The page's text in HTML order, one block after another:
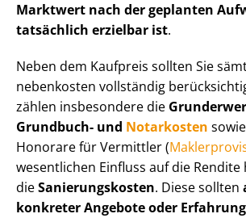
Marktwert nach der geplanten
tatsächlich erzielbar ist.
Neben dem Kaufpreis sollten Sie
ne­ben­kos­ten vollständig
zählen insbesondere die
Grundbuch- und Notarkosten
Honorare für Vermittler (
wesentlichen Einfluss auf die Rendite
dieSa­nie­rungs­kos­ten. Diese sollten
konkreter Angebote oder